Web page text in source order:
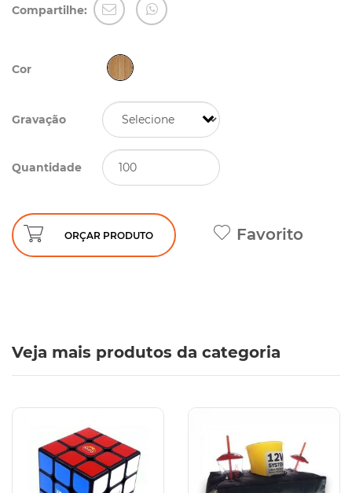
Compartilhe:
Cor
Gravação
Quantidade
ORÇAR PRODUTO Favorito
Veja mais produtos da categoria